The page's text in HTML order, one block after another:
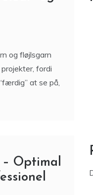
Optimal
og effektiv
er yderst